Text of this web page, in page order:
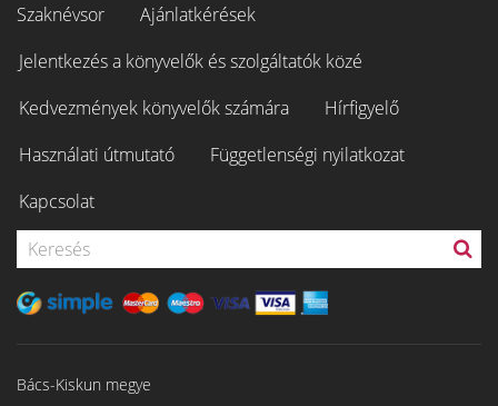
Szaknévsor
Ajánlatkérések
Jelentkezés a könyvelők és szolgáltatók közé
Kedvezmények könyvelők számára
Hírfigyelő
Használati útmutató
Függetlenségi nyilatkozat
Kapcsolat
Bács-Kiskun megye